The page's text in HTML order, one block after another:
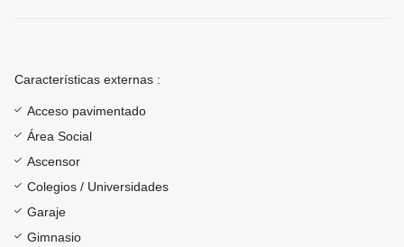
Características externas :
Acceso pavimentado
Área Social
Ascensor
Colegios / Universidades
Garaje
Gimnasio